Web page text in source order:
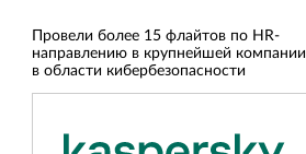
Провели более 15 флайтов по HR-
направлению в крупнейшей компании
в области кибербезопасности